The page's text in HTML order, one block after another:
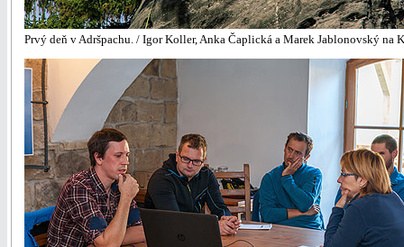
Prvý deň v Adršpachu. / Igor Koller, Anka Čaplická a Marek Jablonovský na